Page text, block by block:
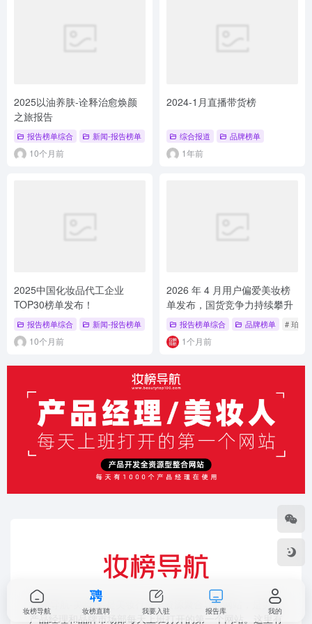
2025以油养肤-诠释治愈焕颜
之旅报告
报告榜单综合 新闻-报告榜单
10个月前
2024-1月直播带货榜
综合报道 品牌榜单
1年前
2025中国化妆品代工企业
TOP30榜单发布！
报告榜单综合 新闻-报告榜单
10个月前
2026 年 4 月用户偏爱美妆榜
单发布，国货竞争力持续攀升
报告榜单综合 品牌榜单 # 珀莱
1个月前
妆榜导航-美妆榜-是美妆行业全资源聚合导航网站，是美妆
产品经理和品牌市场部每天上班打开的第一个网站。这里有
妆榜导航 妆榜直聘 我要入驻 报告库 我的